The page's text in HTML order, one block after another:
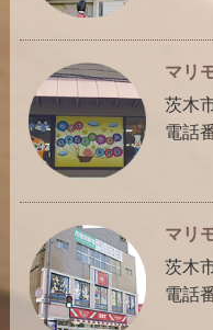
マリ
茨木
電話
マリ
茨木
電話